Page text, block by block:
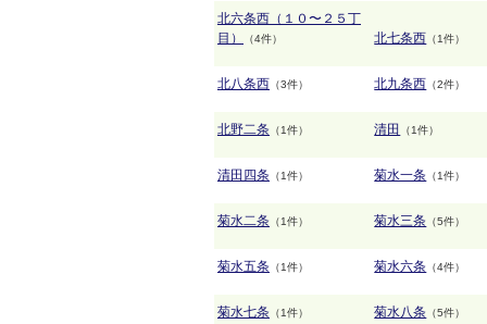
北六条西（１０〜２５丁
目）
（4件） 北七条西 （1件）
北八条西 （3件） 北九条西 （2件）
北野二条 （1件） 清田 （1件）
清田四条 （1件） 菊水一条 （1件）
菊水二条 （1件） 菊水三条 （5件）
菊水五条 （1件） 菊水六条 （4件）
菊水七条 （1件） 菊水八条 （5件）